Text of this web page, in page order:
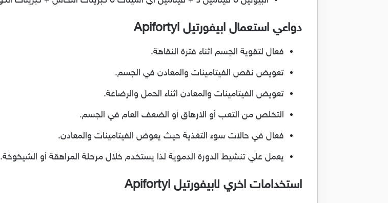
دواعي استعمال ابيفورتيل Apifortyl
فعال لتقوية الجسم اثناء فترة النقاهة.
تعويض نقص الفيتامينات والمعادن في الجسم.
تعويض الفيتامينات والمعادن اثناء الحمل والرضاعة.
التخلص من التعب أو الارهاق أو الضعف العام في الجسم.
فعال في حالات سوء التغذية حيث يعوض الفيتامينات والمعادن.
يعمل علي تنشيط الدورة الدموية لذا يستخدم خلال مرحلة المراهقة أو الشيخوخة.
استخدامات اخري لابيفورتيل Apifortyl